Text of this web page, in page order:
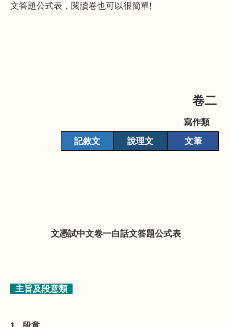
文答題公式表，閱讀卷也可以很簡單!
卷二
寫作類
記敘文
說理文 文筆
文憑試中文卷一白話文答題公式表
主旨及段意類